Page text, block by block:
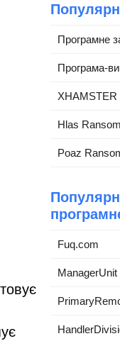
Програмне
Програма-
Hlas
Poaz
Fuq.com
ManagerUnit